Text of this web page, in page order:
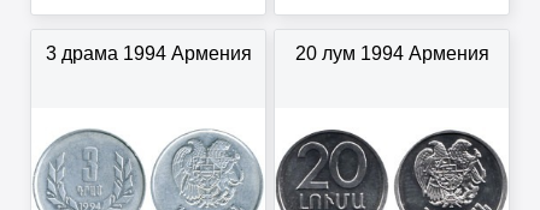
3 драма 1994 Армения 20 лум 1994 Армения